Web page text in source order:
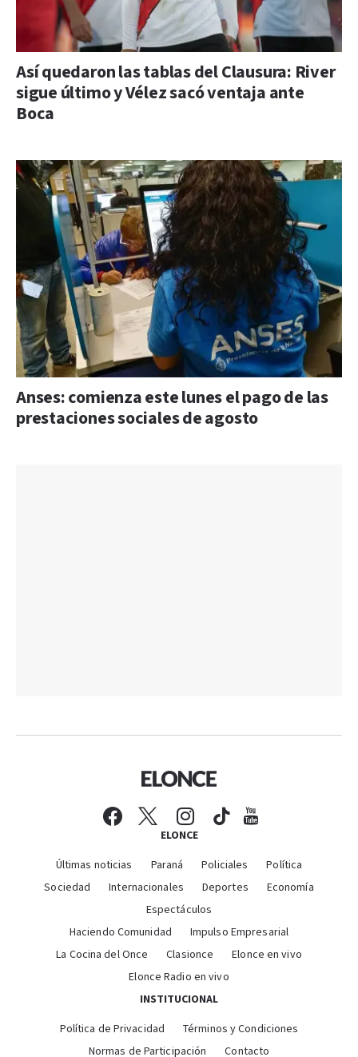
Así quedaron las tablas del Clausura: River
sigue último y Vélez sacó ventaja ante
Boca
Anses: comienza este lunes el pago de las
prestaciones sociales de agosto
ELONCE
Últimas noticias Paraná Policiales
Política
Sociedad
Internacionales Deportes
Economía
Espectáculos
Haciendo Comunidad
Impulso Empresarial
La Cocina del Once
Clasionce
Elonce en vivo
Elonce Radio en vivo
INSTITUCIONAL
Política de Privacidad
Términos y Condiciones
Normas de Participación
Contacto